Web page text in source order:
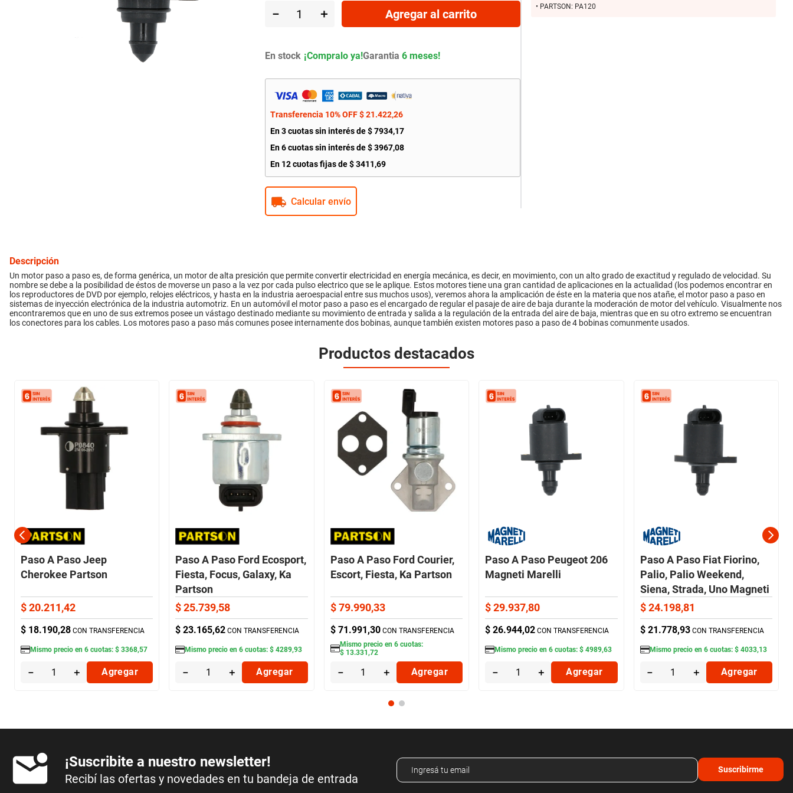
＋
－ Agregar al carrito
En stock Garantia 6 meses!
Transferencia 10% OFF$21.422,26
En3cuotas sin interés de$7934,17
En6cuotas sin interés de$3967,08
En 12cuotas fijas de$3411,69
Calcular envío
• PARTSON: PA120
Descripción
Un motor paso a paso es, de forma genérica, un motor de alta presición que permite convertir electricidad en energía mecánica, es decir, en movimiento, con un alto grado de exactitud y regulado de velocidad. Su
nombre se debe a la posibilidad de éstos de moverse un paso a la vez por cada pulso electrico que se le aplique. Estos motores tiene una gran cantidad de aplicaciones en la actualidad (los podemos encontrar en
los reproductores de DVD por ejemplo, relojes eléctricos, y hasta en la industria aeroespacial entre sus muchos usos), veremos ahora la amplicación de éste en la materia que nos atañe, el motor paso a paso en
sistemas de inyección electrónica de la industria automotriz. En un automóvil el motor paso a paso es el encargado de regular el pasaje de aire de baja durante la moderación de motor del vehículo. Visualmente nos
encontraremos que en uno de sus extremos posee un vástago destinado mediante su movimiento de entrada y salida a la regulación de la entrada del aire de baja, mientras que en su otro extremo se encuentran
los conectores para los cables. Los motores paso a paso más comunes posee internamente dos bobinas, aunque también existen motores paso a paso de 4 bobinas comunmente usados.
Productos destacados
Paso A Paso Jeep
Cherokee Partson
$20.211,42
$ 18.190,28 CON TRANSFERENCIA
Mismo precio en 6cuotas: $ 3368,57
＋
－ Agregar
Paso A Paso Ford Ecosport,
Fiesta, Focus, Galaxy, Ka
Partson
$ 25.739,58
$ 23.165,62 CON TRANSFERENCIA
Mismo precio en6 cuotas:$ 4289,93
＋
－ Agregar
Paso A Paso Ford Courier,
Escort, Fiesta, Ka Partson
$ 79.990,33
$ 71.991,30 CON TRANSFERENCIA
Mismo precio en 6cuotas:
$ 13.331 ,72
＋
－ Agregar
Paso A Paso Peugeot 206
Magneti Marelli
$29.937,80
$ 26.944,02 CON TRANSFERENCIA
Mismo precio en6 cuotas:$ 4989,63
＋
－ Agregar
Paso A Paso Fiat Fiorino,
Palio, Palio Weekend,
Siena, Strada, Uno Magneti
Marelli
$ 24.198,81
$ 21.778,93 CON TRANSFERENCIA
Mismo precio en 6cuotas: $ 4033,13
＋
－ Agregar
¡Suscribite a nuestro newsletter!
Recibí las ofertas y novedades en tu bandeja de entrada
Suscribirme
10. citroen c4